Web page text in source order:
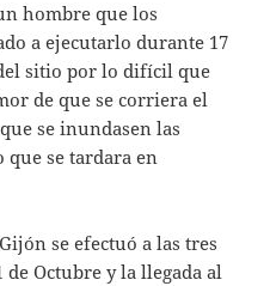
hombre que los
a ejecutarlo durante 17
sitio por lo difícil que
de que se corriera el
se inundasen las
se tardara en
se efectuó a las tres
de Octubre y la llegada al